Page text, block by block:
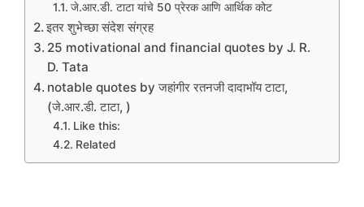
जे.आर.डी. टाटा यांचे 50 प्रेरक आणि आर्थिक कोट
इतर शुभेच्छा संदेश संग्रह
25 motivational and financial quotes by J. R.
D. Tata
notable quotes by जहांगीर रतनजी दादाभॉय टाटा,
(जे.आर.डी. टाटा, )
Like this:
Related